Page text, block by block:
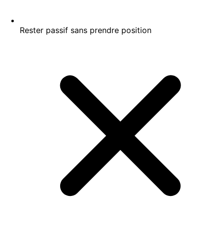
Rester passif sans prendre position